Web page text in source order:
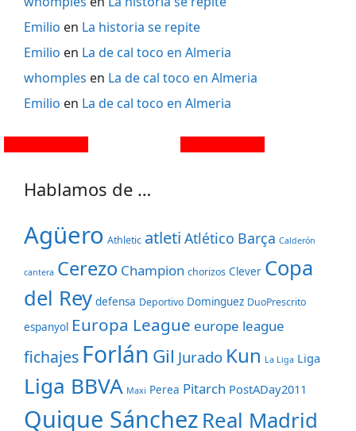
Emilio en La historia se repite
Emilio en La de cal toco en Almeria
whomples en La de cal toco en Almeria
Emilio en La de cal toco en Almeria
Hablamos de …
Agüero Athletic atleti Atlético Barça Calderón
cantera Cerezo Champion chorizos Clever Copa
del Rey defensa Deportivo Dominguez DuoPrescrito
espanyol Europa League europe league
fichajes Forlán Gil Jurado Kun La Liga Liga
Liga BBVA Maxi Perea Pitarch PostADay2011
Quique SánchezReal Madrid